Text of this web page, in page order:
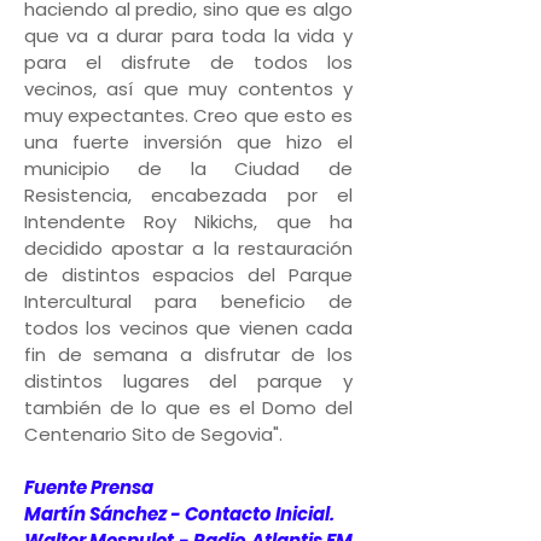
haciendo al predio, sino que es algo
que va a durar para toda la vida y
para el disfrute de todos los
vecinos, así que muy contentos y
muy expectantes. Creo que esto es
una fuerte inversión que hizo el
municipio de la Ciudad de
Resistencia, encabezada por el
Intendente Roy Nikichs, que ha
decidido apostar a la restauración
de distintos espacios del Parque
Intercultural para beneficio de
todos los vecinos que vienen cada
fin de semana a disfrutar de los
distintos lugares del parque y
también de lo que es el Domo del
Centenario Sito de Segovia".
Fuente Prensa
Martín Sánchez - Contacto Inicial.